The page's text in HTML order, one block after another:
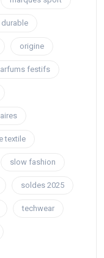
origine
festifs
textile
slow fashion
soldes 2025
techwear